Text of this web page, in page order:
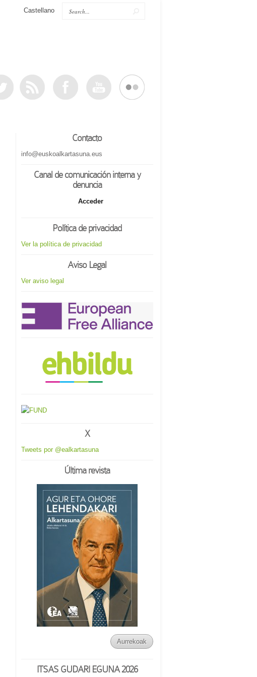
Castellano
Contacto
info@euskoalkartasuna.eus
Canal de comunicación interna y
denuncia
Acceder
Política de privacidad
Ver la política de privacidad
Aviso Legal
Ver aviso legal
X
Tweets por @ealkartasuna
Última revista
Aurrekoak
ITSAS GUDARI EGUNA 2026